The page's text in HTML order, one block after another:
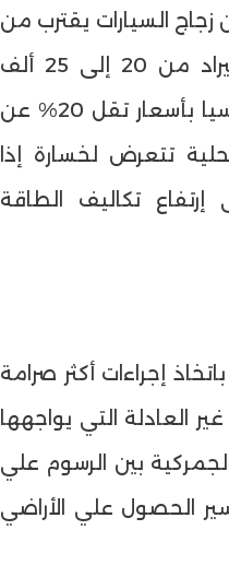
السيارات يقترب من
50 ألف قطعة شهريًا في حين يتم استيراد من 20 إلى 25 ألف
قطعة يأتي معظمها من الصين وشرق آسيا بأسعار تقل 20% عن
تتعرض لخسارة إذا
تكاليف الطاقة
إجراءات أكثر صرامة
العادلة التي يواجهها
بين الرسوم علي
الحصول علي الأراضي